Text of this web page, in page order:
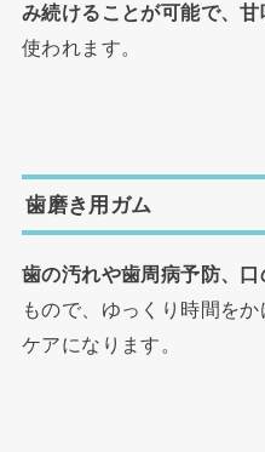
み続けることが可能で、
使われます。
歯磨き用ガム
歯の汚れや歯周病予防、
もので、ゆっくり時間を
ケアになります。